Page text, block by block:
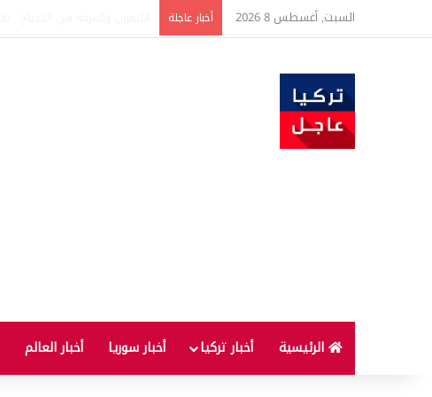
السبت, أغسطس 8 2026 أخبار عاجلة
الرئيسية أخبار تركيا أخبار سوريا أخبار العالم